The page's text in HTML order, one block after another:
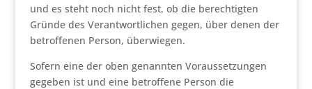
und es steht noch nicht fest, ob die berechtigten
Gründe des Verantwortlichen gegen, über denen der
betroffenen Person, überwiegen.
Sofern eine der oben genannten Voraussetzungen
gegeben ist und eine betroffene Person die